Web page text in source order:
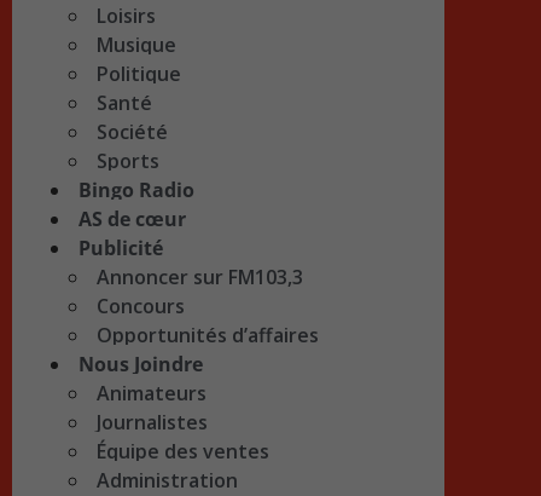
Loisirs
Musique
Politique
Santé
Société
Sports
Bingo Radio
AS de cœur
Publicité
Annoncer sur FM103,3
Concours
Opportunités d’affaires
Nous Joindre
Animateurs
Journalistes
Équipe des ventes
Administration